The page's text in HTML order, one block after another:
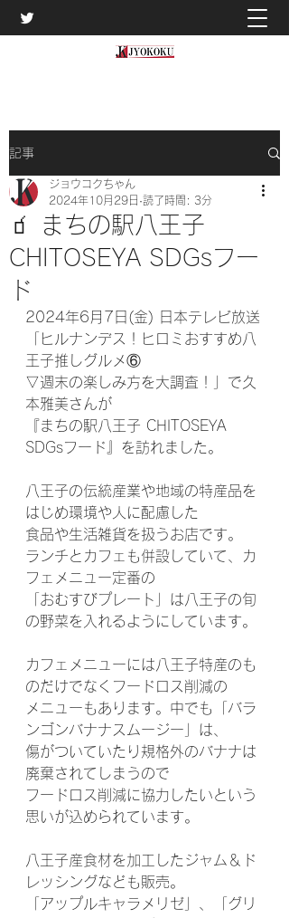
記事
🧃 まちの駅八王子
CHITOSEYA SDGsフー
ド
ジョウコクちゃん
2024年10月29日 読了時間: 3分
2024年6月7日(金) 日本テレビ放送
「ヒルナンデス！ヒロミおすすめ八
王子推しグルメ⑥
▽週末の楽しみ方を大調査！」で久
本雅美さんが
『まちの駅八王子 CHITOSEYA
SDGsフード』を訪れました。
八王子の伝統産業や地域の特産品を
はじめ環境や人に配慮した
食品や生活雑貨を扱うお店です。
ランチとカフェも併設していて、カ
フェメニュー定番の
「おむすびプレート」は八王子の旬
の野菜を入れるようにしています。
カフェメニューには八王子特産のも
のだけでなくフードロス削減の
メニューもあります。中でも「バラ
ンゴンバナナスムージー」は、
傷がついていたり規格外のバナナは
廃棄されてしまうので
フードロス削減に協力したいという
思いが込められています。
八王子産食材を加工したジャム＆ド
レッシングなども販売。
「アップルキャラメリゼ」、「グリ